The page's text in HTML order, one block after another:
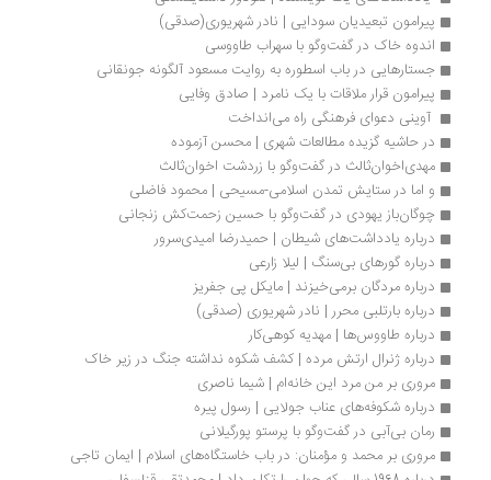
پیرامون تبعیدیان سودایی | نادر شهریوری(صدقی)
اندوه خاک در گفت‌وگو با سهراب طاووسی
جستارهایی در باب اسطوره به روایت مسعود آلگونه جونقانی
پیرامون قرار ملاقات با یک نامرد | صادق وفایی
آوینی دعوای فرهنگی راه ‏می‌انداخت
در حاشیه گزیده مطالعات شهری | محسن آزموده
مهدی‌اخوان‌ثالث در گفت‌وگو با زردشت اخوان‌ثالث
و اما در ستایش تمدن اسلامی-مسیحی | محمود فاضلی
چوگان‌باز یهودی در گفت‌وگو با حسین زحمت‌کش زنجانی
درباره یادداشت‌های شیطان | حمیدرضا امیدی‌سرور
درباره گورهای بی‌سنگ | لیلا زارعی
درباره مردگان برمی‌خیزند | مایکل پی جفریز
درباره بارتلبی محرر | نادر شهریوری (صدقی)
درباره طاووس‌ها | مهدیه کوهی‌کار
درباره ژنرال ارتش مرده | کشف شکوه نداشته جنگ در زیر خاک
مروری بر من مرد این خانه‌ام | شیما ناصری
درباره شکوفه‌های عناب جولایی | رسول پیره
رمان بی‌آبی در گفت‌وگو با پرستو پورگیلانی
مروری بر محمد و مؤمنان: در باب خاستگاه‌های اسلام | ایمان تاجی